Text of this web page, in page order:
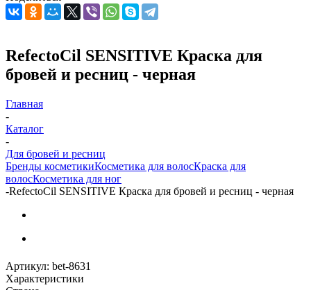
RefectoCil SENSITIVE Краска для
бровей и ресниц - черная
Главная
-
Каталог
-
Для бровей и ресниц
Бренды косметикиКосметика для волосКраска для
волосКосметика для ног
-RefectoCil SENSITIVE Краска для бровей и ресниц - черная
Артикул: bet-8631
Характеристики